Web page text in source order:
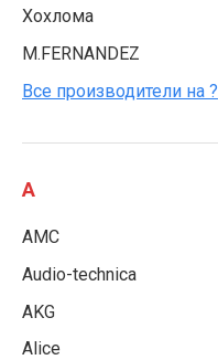
Хохлома
М.FERNANDEZ
Все производители на ?
A
AMC
Audio-technica
AKG
Alice